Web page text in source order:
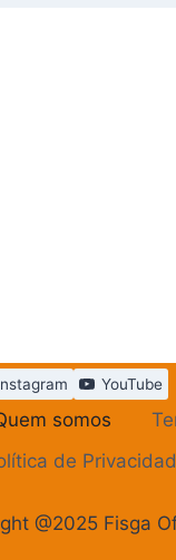
YouTube
somos
de
@2025 Fisga